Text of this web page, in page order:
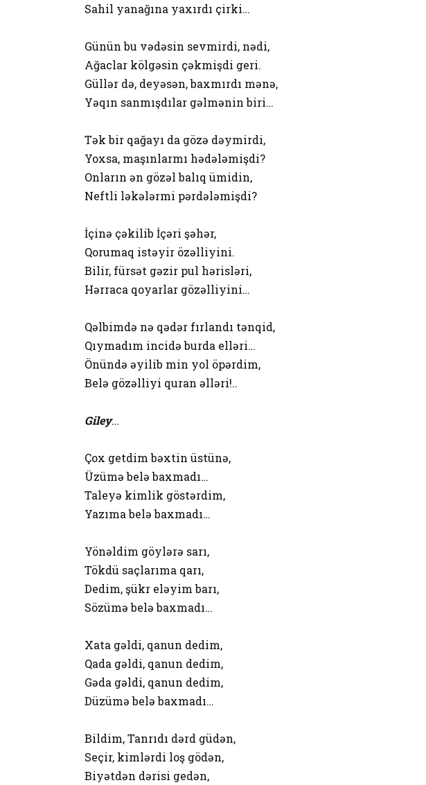
Sahil yanağına yaxırdı çirki…
Günün bu vədəsin sevmirdi, nədi,
Ağaclar kölgəsin çəkmişdi geri.
Güllər də, deyəsən, baxmırdı mənə,
Yəqın sanmışdılar gəlmənin biri…
Tək bir qağayı da gözə dəymirdi,
Yoxsa, maşınlarmı hədələmişdi?
Onların ən gözəl balıq ümidin,
Neftli ləkələrmi pərdələmişdi?
İçinə çəkilib İçəri şəhər,
Qorumaq istəyir özəlliyini.
Bilir, fürsət gəzir pul hərisləri,
Hərraca qoyarlar gözəlliyini…
Qəlbimdə nə qədər fırlandı tənqid,
Qıymadım incidə burda elləri…
Önündə əyilib min yol öpərdim,
Belə gözəlliyi quran əlləri!..
Giley…
Çox getdim bəxtin üstünə,
Üzümə belə baxmadı…
Taleyə kimlik göstərdim,
Yazıma belə baxmadı…
Yönəldim göylərə sarı,
Tökdü saçlarıma qarı,
Dedim, şükr eləyim barı,
Sözümə belə baxmadı…
Xata gəldi, qanun dedim,
Qada gəldi, qanun dedim,
Gəda gəldi, qanun dedim,
Düzümə belə baxmadı…
Bildim, Tanrıdı dərd güdən,
Seçir, kimlərdi loş gödən,
Biyətdən dərisi gedən,